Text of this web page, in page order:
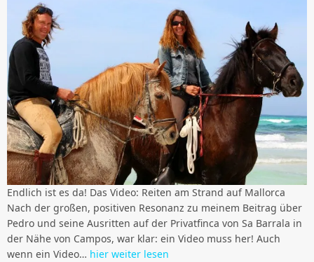
Endlich ist es da! Das Video: Reiten am Strand auf Mallorca
Nach der großen, positiven Resonanz zu meinem Beitrag über
Pedro und seine Ausritten auf der Privatfinca von Sa Barrala in
der Nähe von Campos, war klar: ein Video muss her! Auch
wenn ein Video… hier weiter lesen